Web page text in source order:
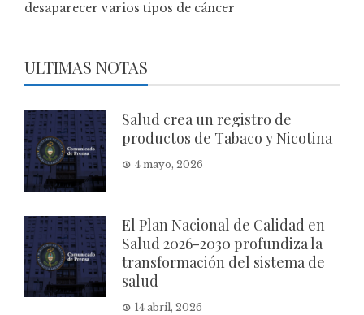
desaparecer varios tipos de cáncer
ULTIMAS NOTAS
Salud crea un registro de
productos de Tabaco y Nicotina
4 mayo, 2026
El Plan Nacional de Calidad en
Salud 2026-2030 profundiza la
transformación del sistema de
salud
14 abril, 2026